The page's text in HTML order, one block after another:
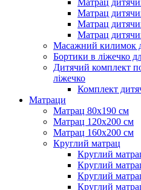
Матрац
Матрац
Матрац
Матрац
Масажний килимок
Бортики в ліжечко
Дитячий комплект
ліжечко
Комплект
Матраци
Матрац 80х190 см
Матрац 120х200 см
Матрац 160х200 см
Круглий матрац
Круглий
Круглий
Круглий
Круглий